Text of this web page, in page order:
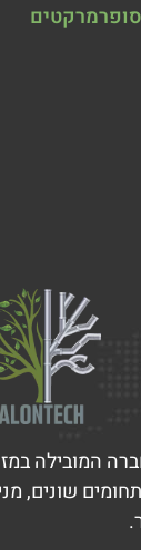
המובילה
שונים,